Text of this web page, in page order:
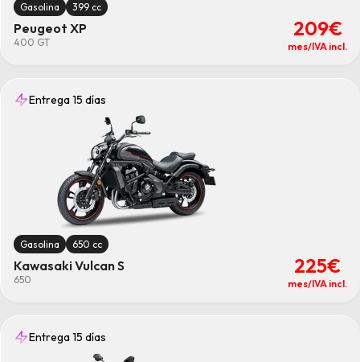
Gasolina 399 cc
Peugeot XP
400 GT
209€
mes/IVA incl.
Entrega 15 días
Gasolina 650 cc
Kawasaki Vulcan S
650
225€
mes/IVA incl.
Entrega 15 días